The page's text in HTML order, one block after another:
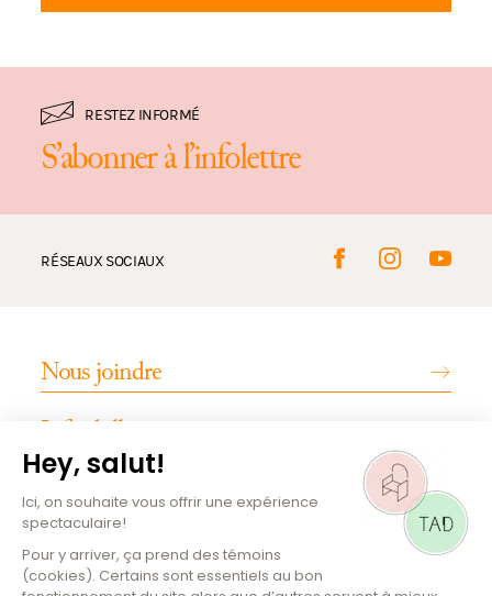
RESTEZ INFORMÉ
S’abonner à l’infolettre
RÉSEAUX SOCIAUX
Nous joindre
Infos billetterie
INFOS PRATIQUES
Emplois